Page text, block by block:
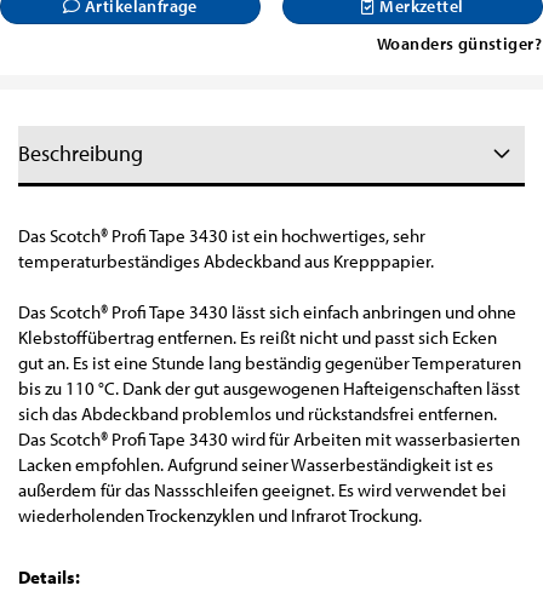
Artikelanfrage
Merkzettel
Woanders günstiger?
Beschreibung
Das Scotch® Profi Tape 3430 ist ein hochwertiges, sehr
temperaturbeständiges Abdeckband aus Krepppapier.
Das Scotch® Profi Tape 3430 lässt sich einfach anbringen und ohne
Klebstoffübertrag entfernen. Es reißt nicht und passt sich Ecken
gut an. Es ist eine Stunde lang beständig gegenüber Temperaturen
bis zu 110 °C. Dank der gut ausgewogenen Hafteigenschaften lässt
sich das Abdeckband problemlos und rückstandsfrei entfernen.
Das Scotch® Profi Tape 3430 wird für Arbeiten mit wasserbasierten
Lacken empfohlen. Aufgrund seiner Wasserbeständigkeit ist es
außerdem für das Nassschleifen geeignet. Es wird verwendet bei
wiederholenden Trockenzyklen und Infrarot Trockung.
Details: